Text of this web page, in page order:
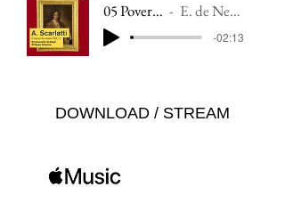
05 Povero cor ferito E. de Negri, P. Grisvard
-02:13
DOWNLOAD / STREAM